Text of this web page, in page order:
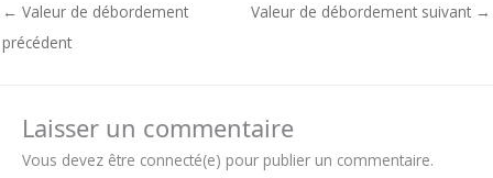
← Valeur de débordement
précédent
Valeur de débordement suivant →
Laisser un commentaire
Vous devez être connecté(e) pour publier un commentaire.